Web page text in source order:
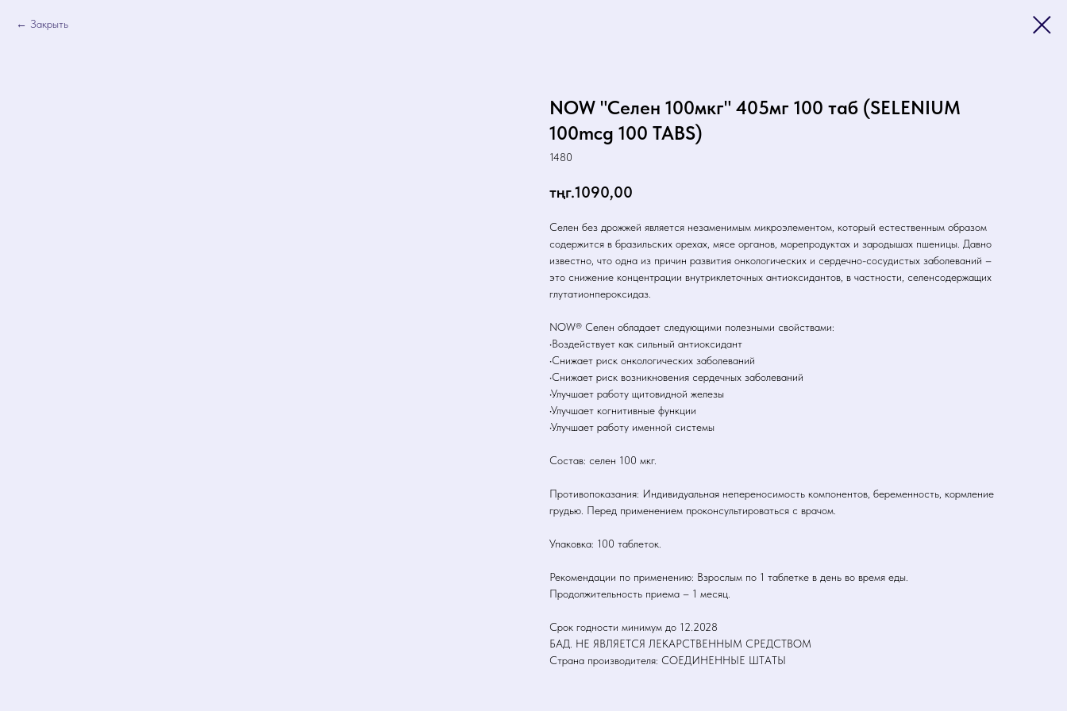
Закрыть
NOW "Селен 100мкг" 405мг 100 таб (SELENIUM
100mcg 100 TABS)
1480
тңг.1090,00
Селен без дрожжей является незаменимым микроэлементом, который естественным образом
содержится в бразильских орехах, мясе органов, морепродуктах и зародышах пшеницы. Давно
известно, что одна из причин развития онкологических и сердечно-сосудистых заболеваний –
это снижение концентрации внутриклеточных антиоксидантов, в частности, селенсодержащих
глутатионпероксидаз.
NOW® Селен обладает следующими полезными свойствами:
•Воздействует как сильный антиоксидант
•Снижает риск онкологических заболеваний
•Снижает риск возникновения сердечных заболеваний
•Улучшает работу щитовидной железы
•Улучшает когнитивные функции
•Улучшает работу именной системы
Состав: селен 100 мкг.
Противопоказания: Индивидуальная непереносимость компонентов, беременность, кормление
грудью. Перед применением проконсультироваться с врачом.
Упаковка: 100 таблеток.
Рекомендации по применению: Взрослым по 1 таблетке в день во время еды.
Продолжительность приема – 1 месяц.
Срок годности минимум до 12.2028
БАД. НЕ ЯВЛЯЕТСЯ ЛЕКАРСТВЕННЫМ СРЕДСТВОМ
Страна производителя: СОЕДИНЕННЫЕ ШТАТЫ